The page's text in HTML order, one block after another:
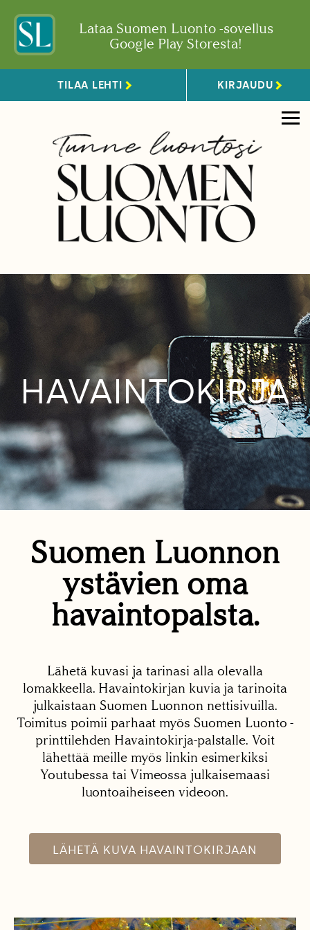
Lataa Suomen Luonto -sovellus
Google Play Storesta!
TILAA LEHTI KIRJAUDU
HAVAINTOKIRJA
Suomen Luonnon
ystävien oma
havaintopalsta.
Lähetä kuvasi ja tarinasi alla olevalla
lomakkeella. Havaintokirjan kuvia ja tarinoita
julkaistaan Suomen Luonnon nettisivuilla.
Toimitus poimii parhaat myös Suomen Luonto -
printtilehden Havaintokirja-palstalle. Voit
lähettää meille myös linkin esimerkiksi
Youtubessa tai Vimeossa julkaisemaasi
luontoaiheiseen videoon.
LÄHETÄ KUVA HAVAINTOKIRJAAN